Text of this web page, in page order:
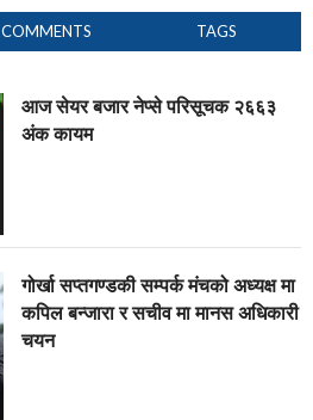
COMMENTS TAGS
आज सेयर बजार नेप्से परिसूचक २६६३
अंक कायम
गोर्खा सप्तगण्डकी सम्पर्क मंचको अध्यक्ष मा
कपिल बन्जारा र सचीव मा मानस अधिकारी
चयन